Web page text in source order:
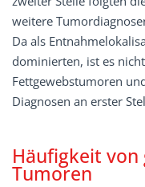
weitere
Da als
dominierten, ist es
Fettgewebstumoren
Diagnosen an erster
Häufigkeit
Tumoren